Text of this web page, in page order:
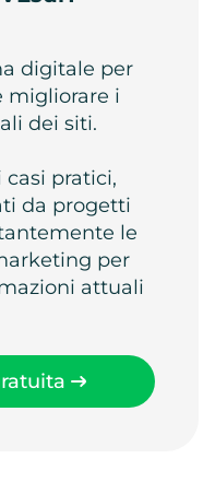
digitale per
migliorare i
dei siti.
pratici,
da progetti
le
per
attuali